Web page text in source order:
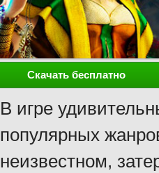
Скачать бесплатно
В игре
популярных
неизвестном,